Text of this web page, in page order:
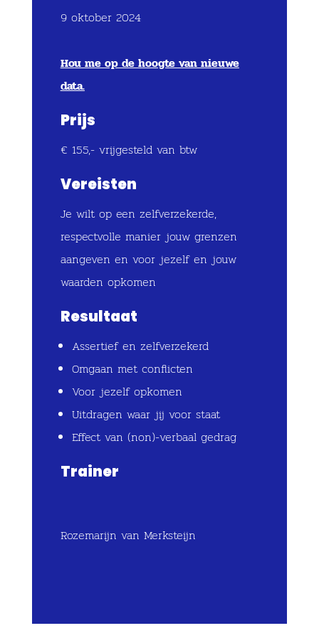
9 oktober 2024
Hou me op de hoogte van nieuwe
data.
Prijs
€ 155,- vrijgesteld van btw
Vereisten
Je wilt op een zelfverzekerde,
respectvolle manier jouw grenzen
aangeven en voor jezelf en jouw
waarden opkomen
Resultaat
Assertief en zelfverzekerd
Omgaan met conflicten
Voor jezelf opkomen
Uitdragen waar jij voor staat
Effect van (non)-verbaal gedrag
Trainer
Rozemarijn van Merksteijn